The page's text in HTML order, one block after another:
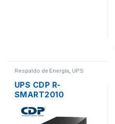
Respaldo de Energía, UPS
UPS CDP R-
SMART2010
INTERACTIVO CON
REGULADOR 2000VA